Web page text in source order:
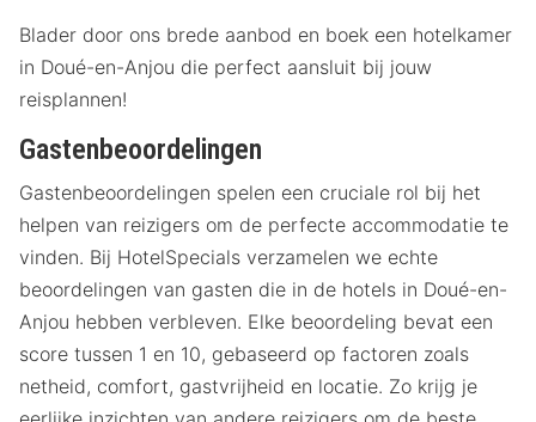
Blader door ons brede aanbod en boek een hotelkamer
in Doué-en-Anjou die perfect aansluit bij jouw
reisplannen!
Gastenbeoordelingen
Gastenbeoordelingen spelen een cruciale rol bij het
helpen van reizigers om de perfecte accommodatie te
vinden. Bij HotelSpecials verzamelen we echte
beoordelingen van gasten die in de hotels in Doué-en-
Anjou hebben verbleven. Elke beoordeling bevat een
score tussen 1 en 10, gebaseerd op factoren zoals
netheid, comfort, gastvrijheid en locatie. Zo krijg je